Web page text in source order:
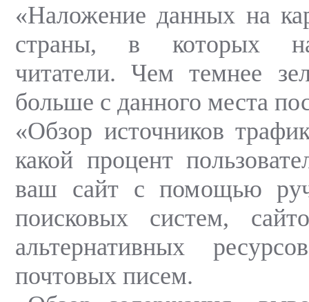
«Наложение данных на
страны, в которых
читатели. Чем темнее
больше с данного места
«Обзор источников
какой процент
ваш сайт с помощью
поисковых систем,
альтернативных
почтовых писем.